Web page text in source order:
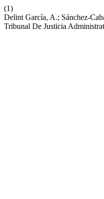
(1)
Delint García, A.; Sánchez-
Tribunal De Justicia